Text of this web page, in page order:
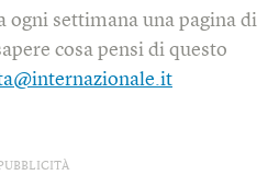
ogni settimana una pagina di
cosa pensi di questo